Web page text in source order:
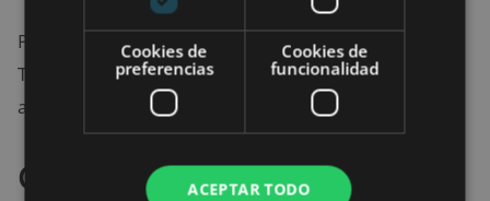
Puedes definir cuántas horas al día usar el teléfono.
También establecer horarios de descanso, como
apagar el dispositivo por la noche.
Control de contenido
Cookies de
preferencias
Cookies de
funcionalidad
ACEPTAR TODO